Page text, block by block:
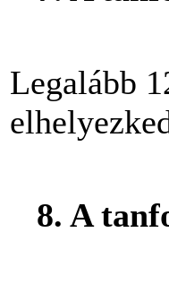
Legalább
8. A